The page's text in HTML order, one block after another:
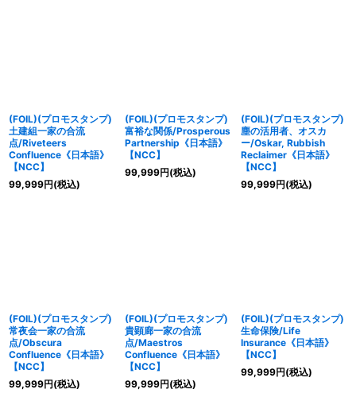
(FOIL)(プロモスタンプ)
土建組一家の合流
点/Riveteers
Confluence《日本語》
【NCC】
99,999円(税込)
(FOIL)(プロモスタンプ)
富裕な関係/Prosperous
Partnership《日本語》
【NCC】
99,999円(税込)
(FOIL)(プロモスタンプ)
塵の活用者、オスカ
ー/Oskar, Rubbish
Reclaimer《日本語》
【NCC】
99,999円(税込)
(FOIL)(プロモスタンプ)
常夜会一家の合流
点/Obscura
Confluence《日本語》
【NCC】
99,999円(税込)
(FOIL)(プロモスタンプ)
貴顕廊一家の合流
点/Maestros
Confluence《日本語》
【NCC】
99,999円(税込)
(FOIL)(プロモスタンプ)
生命保険/Life
Insurance《日本語》
【NCC】
99,999円(税込)